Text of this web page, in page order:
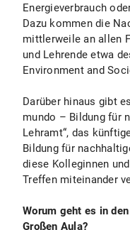
Energieverbrauch
Dazu kommen die
mittlerweile an allen
und Lehrende etwa
Environment and
Darüber hinaus gibt
mundo – Bildung für
Lehramt“, das
Bildung für
diese Kolleginnen
Treffen miteinander
Worum geht es in
Großen Aula?